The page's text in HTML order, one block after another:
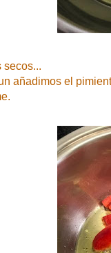
secos...
añadimos el